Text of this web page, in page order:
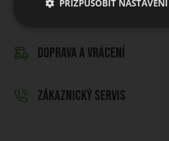
Materiál: 100% kozí kůže
DOPRAVA A VRÁCENÍ
ZÁKAZNICKÝ SERVIS
PŘIZPŮSOBIT NASTAVENÍ